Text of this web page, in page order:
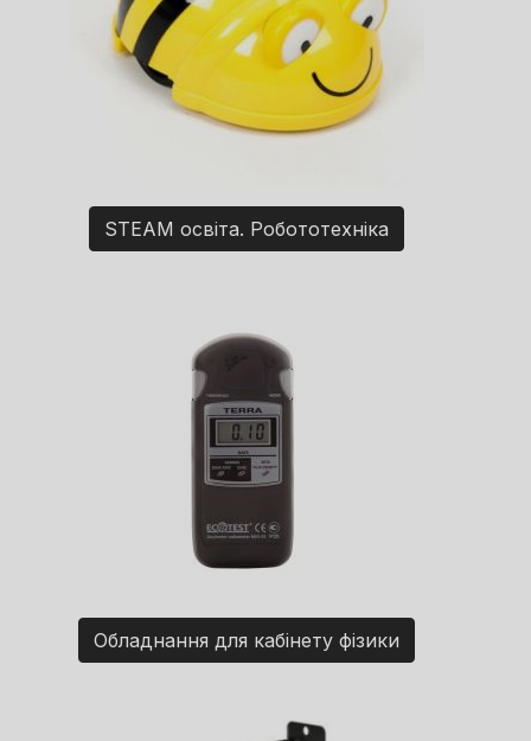
STEAM освіта. Робототехніка
Обладнання для кабінету фізики